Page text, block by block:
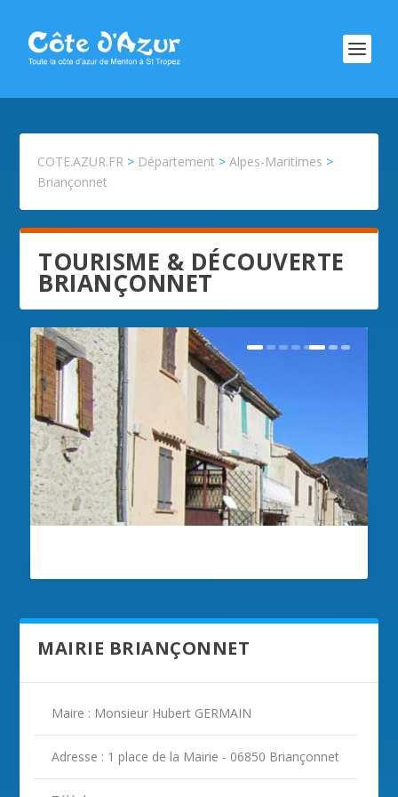
COTE.AZUR.FR > Département >Alpes-Maritimes >
Briançonnet
TOURISME & DÉCOUVERTE
BRIANÇONNET
MAIRIE BRIANÇONNET
Maire : Monsieur Hubert GERMAIN
Adresse : 1 place de la Mairie - 06850 Briançonnet